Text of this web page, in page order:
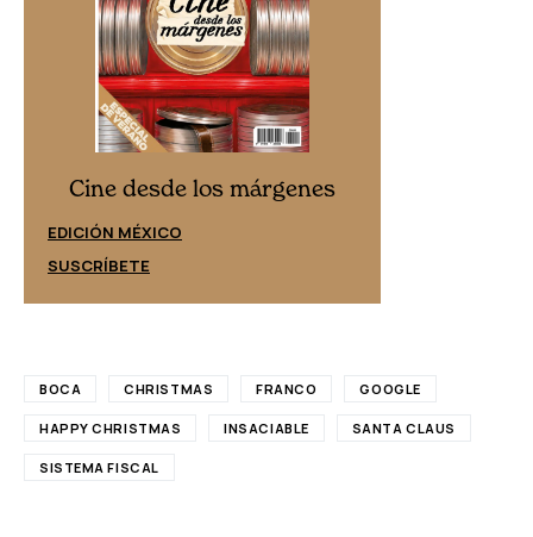
Cine desde los márgenes
EDICIÓN MÉXICO
SUSCRÍBETE
BOCA CHRISTMAS FRANCO GOOGLE
HAPPY CHRISTMAS INSACIABLE SANTA CLAUS
SISTEMA FISCAL